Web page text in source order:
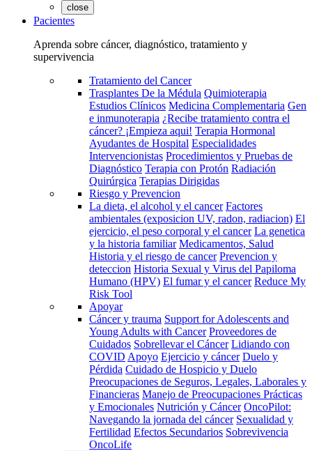
close
Pacientes
Aprenda sobre cáncer, diagnóstico, tratamiento y
supervivencia
Tratamiento del Cancer
Trasplantes De la Médula Quimioterapia
Estudios Clínicos Medicina Complementaria Gen
e inmunoterapia ¿Recibe tratamiento contra el
cáncer? ¡Empieza aqui! Terapia Hormonal
Ayudantes de Hospital Especialidades
Intervencionistas Procedimientos y Pruebas de
Diagnóstico Terapia con Protón Radiación
Quirúrgica Terapias Dirigidas
Riesgo y Prevencion
La dieta, el alcohol y el cancer Factores
ambientales (exposicion UV, radon, radiacion) El
ejercicio, el peso corporal y el cancer La genetica
y la historia familiar Medicamentos, Salud
Historia y el riesgo de cancer Prevencion y
deteccion Historia Sexual y Virus del Papiloma
Humano (HPV) El fumar y el cancer Reduce My
Risk Tool
Apoyar
Cáncer y trauma Support for Adolescents and
Young Adults with Cancer Proveedores de
Cuidados Sobrellevar el Cáncer Lidiando con
COVID Apoyo Ejercicio y cáncer Duelo y
Pérdida Cuidado de Hospicio y Duelo
Preocupaciones de Seguros, Legales, Laborales y
Financieras Manejo de Preocupaciones Prácticas
y Emocionales Nutrición y Cáncer OncoPilot:
Navegando la jornada del cáncer Sexualidad y
Fertilidad Efectos Secundarios Sobrevivencia
OncoLife